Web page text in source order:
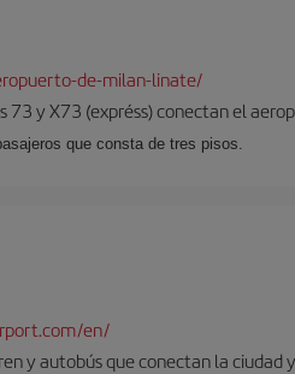
de-milan-linate/
73 y X73 (expréss) conectan el
que consta de tres pisos.
en/
y autobús que conectan la ciudad